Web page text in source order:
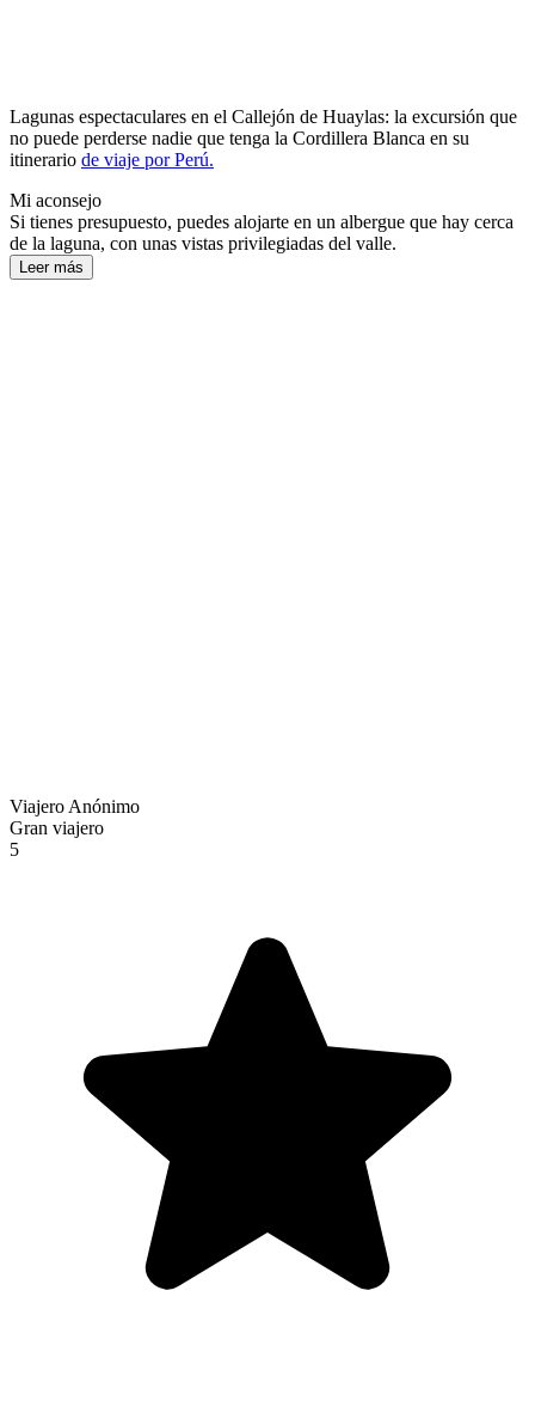
Lagunas espectaculares en el Callejón de Huaylas: la excursión que
no puede perderse nadie que tenga la Cordillera Blanca en su
itinerario de viaje por Perú.
Mi aconsejo
Si tienes presupuesto, puedes alojarte en un albergue que hay cerca
de la laguna, con unas vistas privilegiadas del valle.
Leer más
Viajero Anónimo
Gran viajero
5